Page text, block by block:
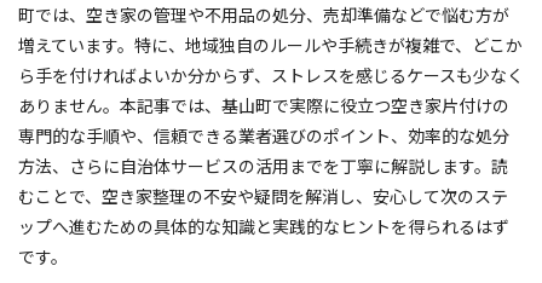
町では、空き家の管理や不用品の処分、売却準備などで悩む方が
増えています。特に、地域独自のルールや手続きが複雑で、どこか
ら手を付ければよいか分からず、ストレスを感じるケースも少なく
ありません。本記事では、基山町で実際に役立つ空き家片付けの
専門的な手順や、信頼できる業者選びのポイント、効率的な処分
方法、さらに自治体サービスの活用までを丁寧に解説します。読
むことで、空き家整理の不安や疑問を解消し、安心して次のステ
ップへ進むための具体的な知識と実践的なヒントを得られるはず
です。